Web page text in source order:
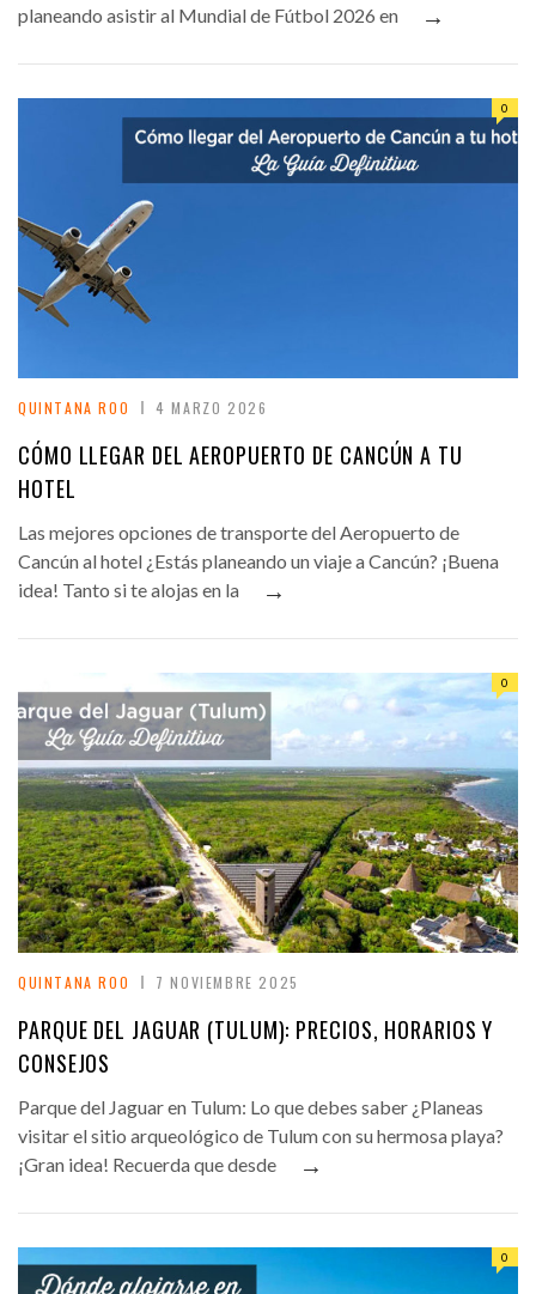
planeando asistir al Mundial de Fútbol 2026 en
→
0
QUINTANA ROO 4 MARZO 2026
CÓMO LLEGAR DEL AEROPUERTO DE CANCÚN A TU
HOTEL
Las mejores opciones de transporte del Aeropuerto de
Cancún al hotel ¿Estás planeando un viaje a Cancún? ¡Buena
idea! Tanto si te alojas en la
→
0
QUINTANA ROO 7 NOVIEMBRE 2025
PARQUE DEL JAGUAR (TULUM): PRECIOS, HORARIOS Y
CONSEJOS
Parque del Jaguar en Tulum: Lo que debes saber ¿Planeas
visitar el sitio arqueológico de Tulum con su hermosa playa?
¡Gran idea! Recuerda que desde
→
0